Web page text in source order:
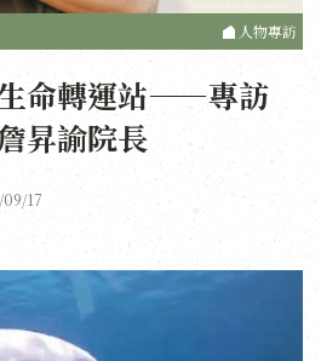
人物專訪
命轉運站——專訪
昇諭院長
17